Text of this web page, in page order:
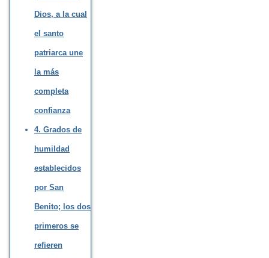
Dios, a la cual
el santo
patriarca une
la más
completa
confianza
4. Grados de
humildad
establecidos
por San
Benito; los dos
primeros se
refieren